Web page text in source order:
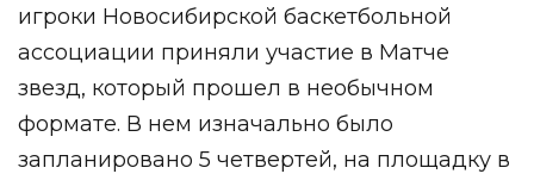
игроки Новосибирской баскетбольной
ассоциации приняли участие в Матче
звезд, который прошел в необычном
формате. В нем изначально было
запланировано 5 четвертей, на площадку в